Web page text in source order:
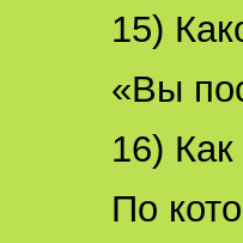
15)
«Вы
16)
По